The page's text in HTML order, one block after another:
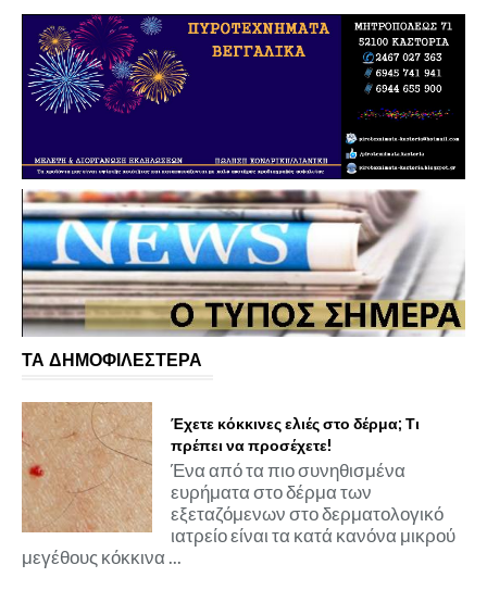
ΤΑ ΔΗΜΟΦΙΛΕΣΤΕΡΑ
Έχετε κόκκινες ελιές στο δέρμα; Τι
πρέπει να προσέχετε!
Ένα από τα πιο συνηθισμένα
ευρήματα στο δέρμα των
εξεταζόμενων στο δερματολογικό
ιατρείο είναι τα κατά κανόνα μικρού
μεγέθους κόκκινα ...